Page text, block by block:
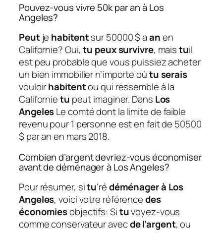
Pouvez-vous vivre 50k par an à Los
Angeles?
Peutje habitentsur 50000 $ aanen
Californie? Oui,tu peux survivre, maistuil
est peu probable que vous puissiez acheter
un bien immobilier n’importe oùtu serais
vouloirhabitentou qui ressemble à la
Californietu peut imaginer. Dans Los
AngelesLe comté dont la limite de faible
revenu pour 1 personne est en fait de 50500
$ par an en mars 2018.
Combien d’argent devriez-vous économiser
avant de déménager à Los Angeles?
Pour résumer, situ‘rédéménager à Los
Angeles, voici votre référencedes
économiesobjectifs: Situvoyez-vous
comme conservateur avecde l’argent, ou